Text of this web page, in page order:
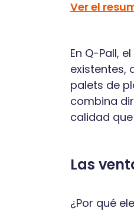
Ver el
En Q-Pall,
existentes,
palets de
combina
calidad
Las
¿Por qué